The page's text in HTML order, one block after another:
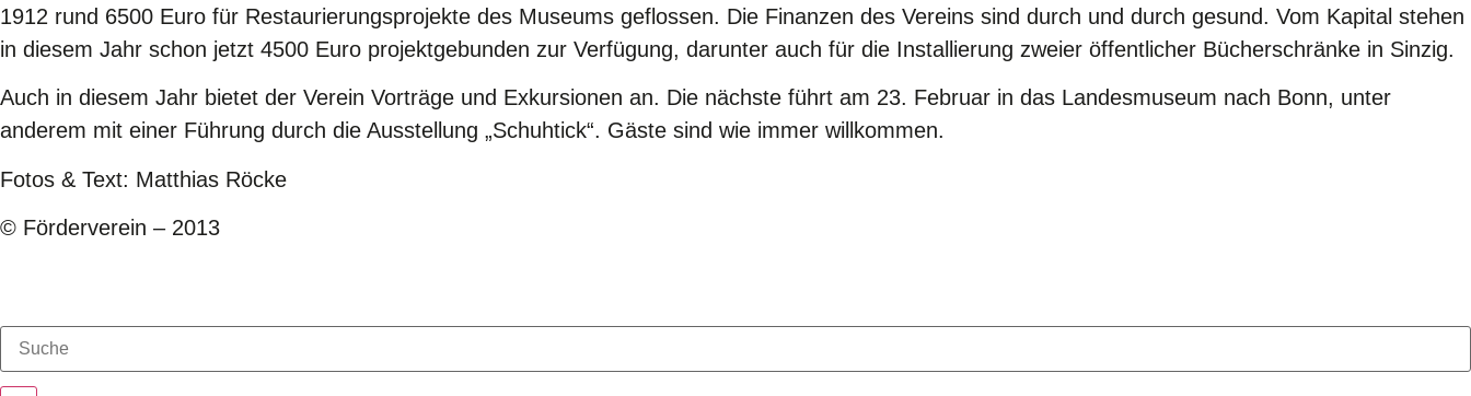
1912 rund 6500 Euro für Restaurierungsprojekte des Museums geflossen. Die Finanzen des Vereins sind durch und durch gesund. Vom Kapital stehen
in diesem Jahr schon jetzt 4500 Euro projektgebunden zur Verfügung, darunter auch für die Installierung zweier öffentlicher Bücherschränke in Sinzig.
Auch in diesem Jahr bietet der Verein Vorträge und Exkursionen an. Die nächste führt am 23. Februar in das Landesmuseum nach Bonn, unter
anderem mit einer Führung durch die Ausstellung „Schuhtick“. Gäste sind wie immer willkommen.
Fotos & Text: Matthias Röcke
© Förderverein – 2013